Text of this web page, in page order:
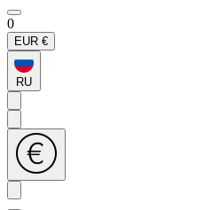
0
EUR €
RU